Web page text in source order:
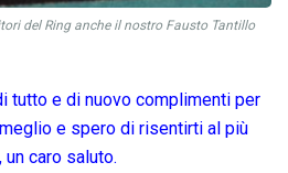
del Ring anche il nostro Fausto Tantillo
tutto e di nuovo complimenti per
e spero di risentirti al più
caro saluto.